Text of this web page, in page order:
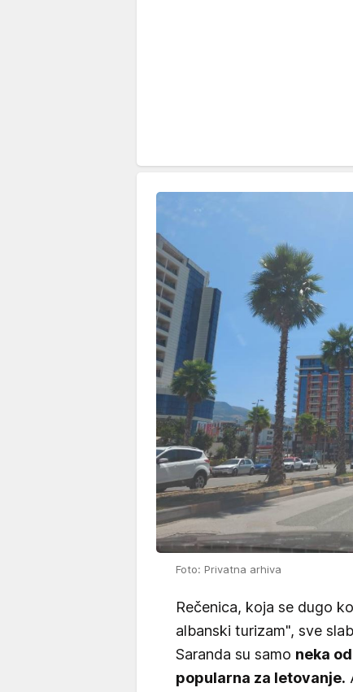
Foto: Privatna arhiva
Rečenica, koja se dugo
albanski turizam", sve
Saranda su samo neka
popularna za letovanje.